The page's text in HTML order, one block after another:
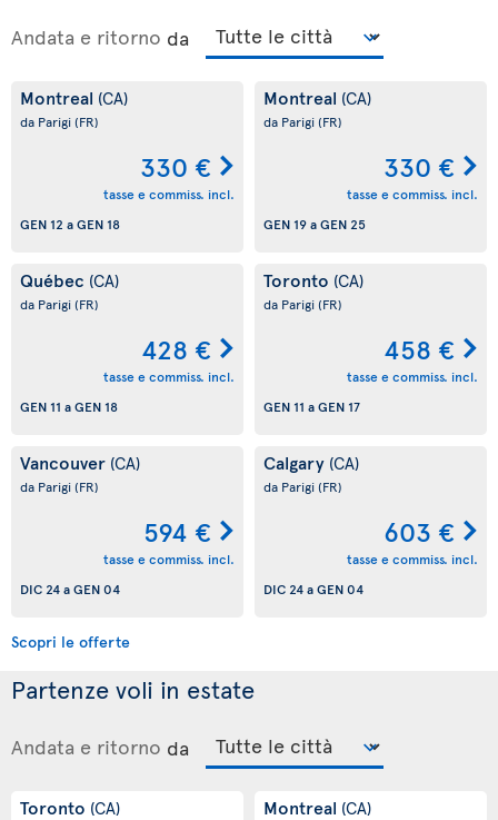
Andata e ritorno da
Montreal (CA)
da Parigi(FR)
330 €
tasse e commiss. incl.
GEN 12 aGEN 18
Montreal (CA)
da Parigi(FR)
330 €
tasse e commiss. incl.
GEN 19aGEN 25
Québec (CA)
da Parigi(FR)
428 €
tasse e commiss. incl.
GEN 11 aGEN 18
Toronto (CA)
da Parigi(FR)
458 €
tasse e commiss. incl.
GEN 11 aGEN 17
Vancouver (CA)
da Parigi(FR)
594 €
tasse e commiss. incl.
DIC 24aGEN 04
Calgary (CA)
da Parigi(FR)
603 €
tasse e commiss. incl.
DIC 24aGEN 04
Scopri le offerte
Partenze voli in estate
Andata e ritorno da
Toronto (CA) Montreal (CA)